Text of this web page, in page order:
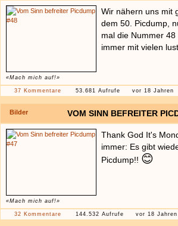
«Mach mich auf!»
Wir nähern uns mit
dem 50. Picdump,
mal die Nummer
immer mit vielen
37 Kommentare 53.681 Aufrufe vor 18 Jahren
Bilder VOM SINN BEFREITER
«Mach mich auf!»
Thank God It's
immer: Es gibt
Picdump!! 😊
32 Kommentare 144.532 Aufrufe vor 18 Jahren